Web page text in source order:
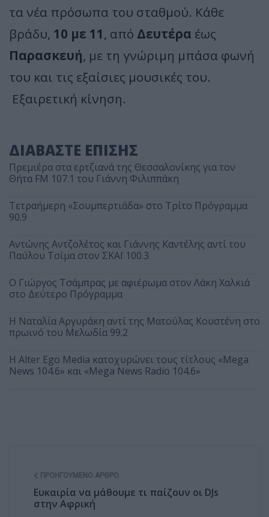
τα νέα πρόσωπα του σταθμού. Κάθε
βράδυ, 10 με 11 , από Δευτέρα έως
Παρασκευή, με τη γνώριμη μπάσα φωνή
του και τις εξαίσιες μουσικές του.
Εξαιρετική κίνηση.
ΔΙΑΒΑΣΤΕ ΕΠΙΣΗΣ
Πρεμιέρα στα ερτζιανά της Θεσσαλονίκης για τον
Θήτα FM 107.1 του Γιάννη Φιλιππάκη
Τετραήμερη «Σουμπερτιάδα» στο Τρίτο Πρόγραμμα
90.9
Αντώνης Αντζολέτος και Γιάννης Καντέλης αντί του
Παύλου Τσίμα στον ΣΚΑΪ 100.3
O Γιώργος Τσάμπρας με αφιέρωμα στον Λάκη Χαλκιά
στο Δεύτερο Πρόγραμμα
Η Ναταλία Αργυράκη αντί της Ματούλας Κουστένη στο
πρωινό του Μελωδία 99.2
Η Alter Ego Media κατοχυρώνει τους τίτλους «Mega
News 104.6» και «Mega News Radio 104.6»
ΠΡΟΗΓΟΎΜΕΝΟ ΆΡΘΡΟ
Ευκαιρία να μάθουμε τι παίζουν οι DJs
στην Αφρική